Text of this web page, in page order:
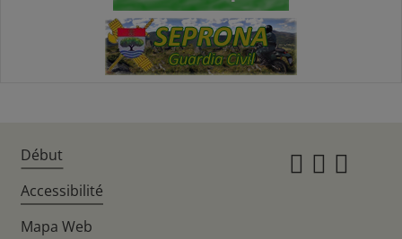
Début
Accessibilité
Mapa Web